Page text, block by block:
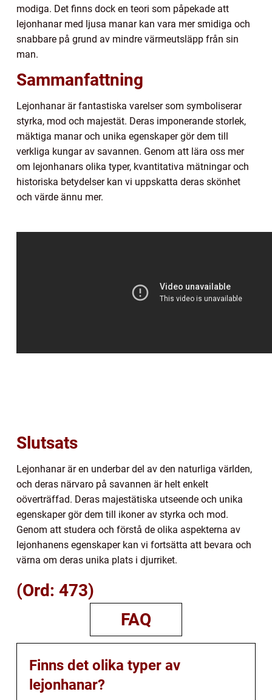
modiga. Det finns dock en teori som påpekade att
lejonhanar med ljusa manar kan vara mer smidiga och
snabbare på grund av mindre värmeutsläpp från sin
man.
Sammanfattning
Lejonhanar är fantastiska varelser som symboliserar
styrka, mod och majestät. Deras imponerande storlek,
mäktiga manar och unika egenskaper gör dem till
verkliga kungar av savannen. Genom att lära oss mer
om lejonhanars olika typer, kvantitativa mätningar och
historiska betydelser kan vi uppskatta deras skönhet
och värde ännu mer.
Slutsats
Lejonhanar är en underbar del av den naturliga världen,
och deras närvaro på savannen är helt enkelt
oöverträffad. Deras majestätiska utseende och unika
egenskaper gör dem till ikoner av styrka och mod.
Genom att studera och förstå de olika aspekterna av
lejonhanens egenskaper kan vi fortsätta att bevara och
värna om deras unika plats i djurriket.
(Ord: 473)
FAQ
Finns det olika typer av
lejonhanar?